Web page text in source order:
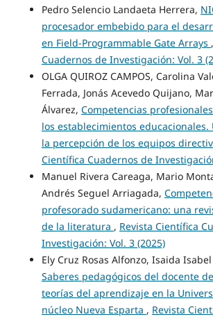
Pedro Selencio Landaeta Herrera,
procesador embebido para el
en Field-Programmable Gate Arrays ,
Cuadernos de Investigación: Vol. 3
OLGA QUIROZ CAMPOS, Carolina
Ferrada, Jonás Acevedo Quijano,
Álvarez, Competencias
los establecimientos
la percepción de los equipos
Científica Cuadernos de
Manuel Rivera Careaga, Mario
Andrés Seguel Arriagada,
profesorado sudamericano: una
de la literatura , Revista Científica
Investigación: Vol. 3 (2025)
Ely Cruz Rosas Alfonzo, Isaida
Saberes pedagógicos del docente
teorías del aprendizaje en la
núcleo Nueva Esparta , Revista